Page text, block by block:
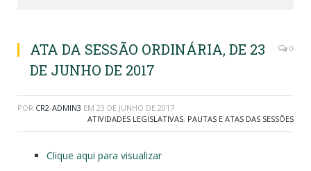
ATA DA SESSÃO ORDINÁRIA, DE 23
DE JUNHO DE 2017
0
POR CR2-ADMIN3 EM 23 DE JUNHO DE 2017
ATIVIDADES LEGISLATIVAS, PAUTAS E ATAS DAS SESSÕES
Clique aqui para visualizar